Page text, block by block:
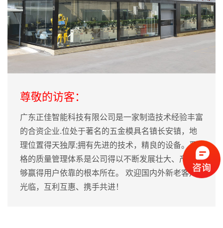
尊敬的访客：
广东正佳智能科技有限公司是一家制造技术经验丰富
的合资企业.位处于著名的五金模具名镇长安镇，地
理位置得天独厚;拥有先进的技术，精良的设备。严
格的质量管理体系是公司得以不断发展壮大、产品能
够赢得用户依靠的根本所在。 欢迎国内外新老客户
光临，互利互惠、携手共进！